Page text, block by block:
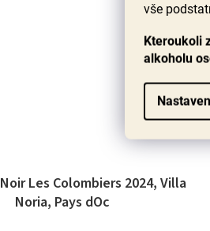
vše
Kteroukoli
alkoholu
Les Colombiers 2024, Villa
Noria, Pays dOc